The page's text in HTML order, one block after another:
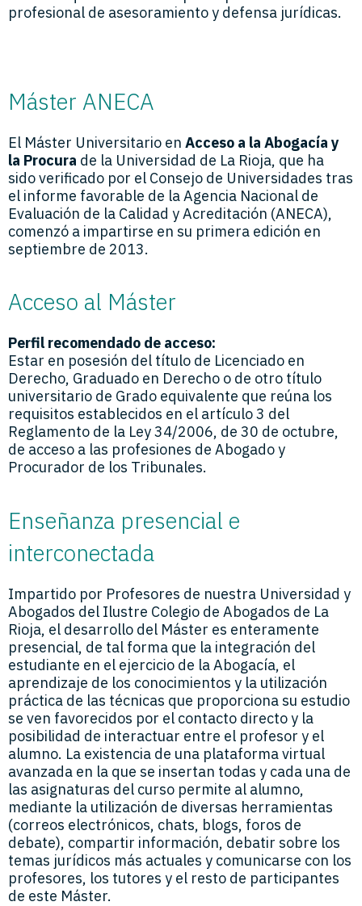
profesional de asesoramiento y defensa jurídicas.
Máster ANECA
El Máster Universitario en Acceso a la Abogacía y
la Procura de la Universidad de La Rioja, que ha
sido verificado por el Consejo de Universidades tras
el informe favorable de la Agencia Nacional de
Evaluación de la Calidad y Acreditación (ANECA),
comenzó a impartirse en su primera edición en
septiembre de 2013.
Acceso al Máster
Perfil recomendado de acceso:
Estar en posesión del título de Licenciado en
Derecho, Graduado en Derecho o de otro título
universitario de Grado equivalente que reúna los
requisitos establecidos en el artículo 3 del
Reglamento de la Ley 34/2006, de 30 de octubre,
de acceso a las profesiones de Abogado y
Procurador de los Tribunales.
Enseñanza presencial e
interconectada
Impartido por Profesores de nuestra Universidad y
Abogados del Ilustre Colegio de Abogados de La
Rioja, el desarrollo del Máster es enteramente
presencial, de tal forma que la integración del
estudiante en el ejercicio de la Abogacía, el
aprendizaje de los conocimientos y la utilización
práctica de las técnicas que proporciona su estudio
se ven favorecidos por el contacto directo y la
posibilidad de interactuar entre el profesor y el
alumno. La existencia de una plataforma virtual
avanzada en la que se insertan todas y cada una de
las asignaturas del curso permite al alumno,
mediante la utilización de diversas herramientas
(correos electrónicos, chats, blogs, foros de
debate), compartir información, debatir sobre los
temas jurídicos más actuales y comunicarse con los
profesores, los tutores y el resto de participantes
de este Máster.